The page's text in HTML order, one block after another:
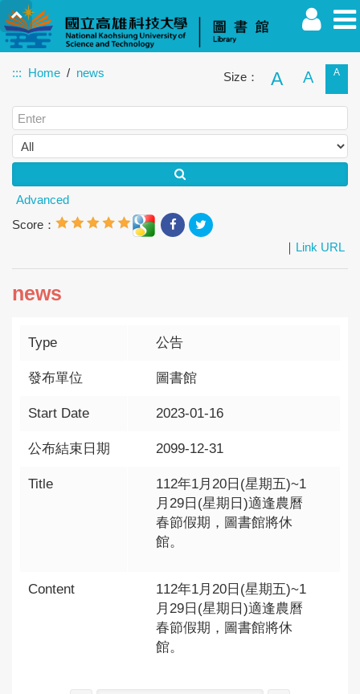
Faculty Student Alumnus Others Guest
::: Home news Size： A A A
Advanced
Score：
｜ Link URL
news
Type 公告
發布單位 圖書館
Start Date 2023-01-16
公布結束日期 2099-12-31
Title
112年1月20日(星期五)~1
月29日(星期日)適逢農曆
春節假期，圖書館將休
館。
Content
112年1月20日(星期五)~1
月29日(星期日)適逢農曆
春節假期，圖書館將休
館。